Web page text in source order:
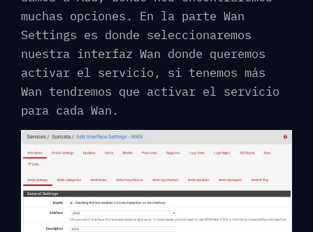
muchas opciones. En la parte Wan
Settings es donde seleccionaremos
nuestra interfaz Wan donde queremos
activar el servicio, si tenemos más
Wan tendremos que activar el servicio
para cada Wan.